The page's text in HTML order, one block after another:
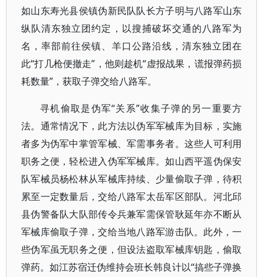
如山东寿光县侯镇伪新民队队长方子明与八路军山东
纵队清东独立团约定，以搜捕破坏交通的八路军为
名，率部前往侯镇、羊口公路沿线，清东独立团在
此“打几枪便撤走”，他则趁机“虚报战果，谎报弹药损
耗数量”，获取子弹交给八路军。
寻机偷取是伪军“关系”收集子弹的另一重要方
法。通常情况下，此方法以伪军军械库为目标，实施
者多为伪军中掌管军械、军需事务者。这些人可利用
职务之便，轻松进入伪军军械库。如山西平遥伪保安
队军械员杨松林从军械库持续、少量偷取子弹，待积
累至一定数量后，交给八路军太岳军区部队。河北邱
县伪警备队大队部传令兵兼军需保管耿延年亦不断从
军械库偷取子弹，交给当地八路军游击队。此外，一
些伪军虽无职务之便，但设法盗取军械库钥匙，偷取
弹药。如江苏宿迁伪维持会班长韩良计以“搞些子弹换